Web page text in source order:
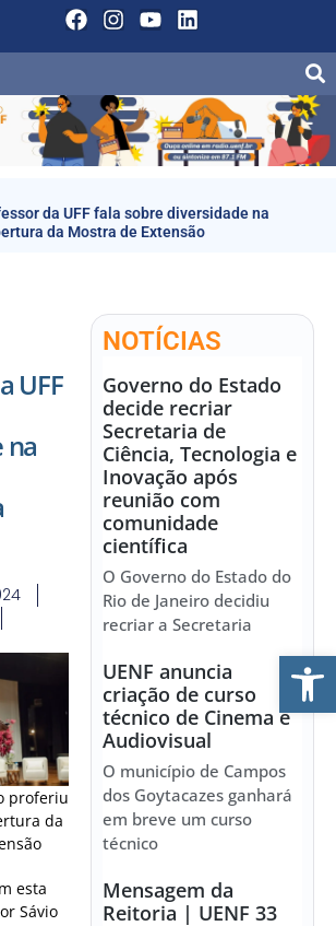
da UFF fala sobre diversidade na
da Mostra de Extensão
UFF
na
proferiu
da
esta
Sávio
NOTÍCIAS
Governo do Estado
decide recriar
Secretaria de
Ciência, Tecnologia e
Inovação após
reunião com
comunidade
científica
O Governo do Estado do
Rio de Janeiro decidiu
recriar a Secretaria
UENF anuncia
criação de curso
técnico de Cinema e
Audiovisual
O município de Campos
dos Goytacazes ganhará
em breve um curso
técnico
Mensagem da
Reitoria | UENF 33